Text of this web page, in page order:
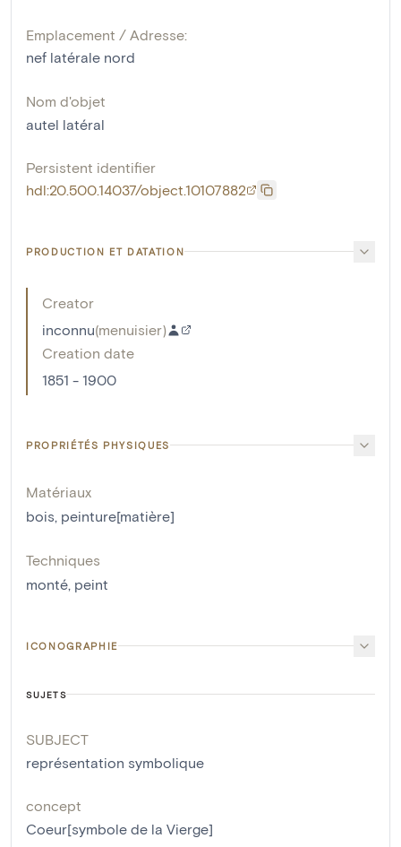
Emplacement / Adresse:
nef latérale nord
Nom d'objet
autel latéral
Persistent identifier
hdl:20.500.14037/object.10107882
PRODUCTION ET DATATION
Creator
inconnu(menuisier)
Creation date
1851 - 1900
PROPRIÉTÉS PHYSIQUES
Matériaux
bois, peinture[matière]
Techniques
monté, peint
ICONOGRAPHIE
SUJETS
SUBJECT
représentation symbolique
concept
Coeur[symbole de la Vierge]